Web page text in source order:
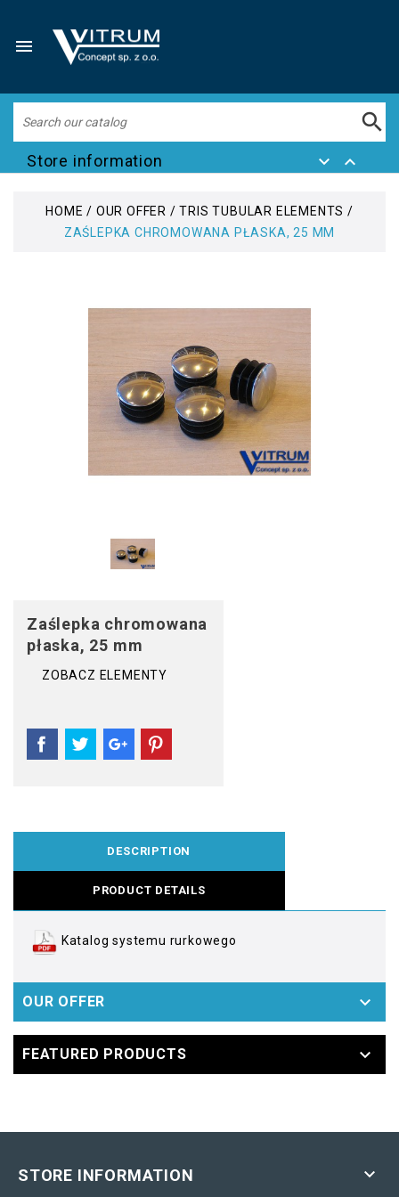


Store information  
HOME OUR OFFER
TRIS TUBULAR ELEMENTS
ZAŚLEPKA CHROMOWANA PŁASKA, 25 MM
Zaślepka chromowana
płaska, 25 mm
ZOBACZ ELEMENTY
DESCRIPTION
PRODUCT DETAILS
Katalog systemu rurkowego
OUR OFFER 
FEATURED PRODUCTS 
STORE INFORMATION 